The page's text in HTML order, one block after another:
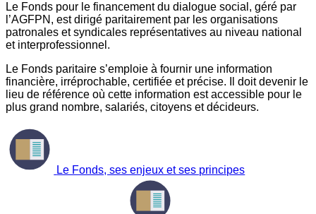
Le Fonds pour le financement du dialogue social, géré par
l’AGFPN, est dirigé paritairement par les organisations
patronales et syndicales représentatives au niveau national
et interprofessionnel.
Le Fonds paritaire s’emploie à fournir une information
financière, irréprochable, certifiée et précise. Il doit devenir le
lieu de référence où cette information est accessible pour le
plus grand nombre, salariés, citoyens et décideurs.
Le Fonds, ses enjeux et ses principes